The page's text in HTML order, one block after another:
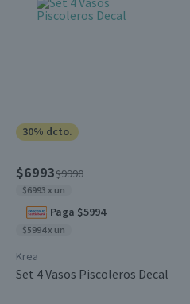
30% dcto.
$6993$9990
$6993 x un
Paga $5994
$5994 x un
Krea
Set 4 Vasos Piscoleros Decal